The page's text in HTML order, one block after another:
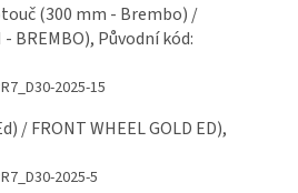
(300 mm - Brembo) /
- BREMBO), Původní kód:
2025-15
/ FRONT WHEEL GOLD ED),
2025-5